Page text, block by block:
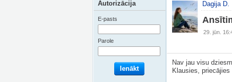
Dagija D.
29. jūn.
Nav jau visu
Klausies, priecājies
Autorizācija
E-pasts
Parole
Ienākt